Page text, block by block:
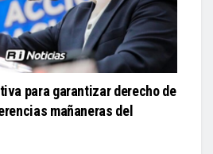
para garantizar derecho de
mañaneras del